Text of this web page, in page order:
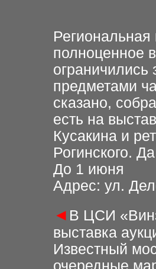
полноценное
предметами
сказано,
есть на
Кусакина и
Рогинского.
До 1 июня
Адрес: ул.
◄ В ЦСИ
выставка
Известный
очередные